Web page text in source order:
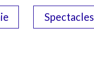
Spectacles